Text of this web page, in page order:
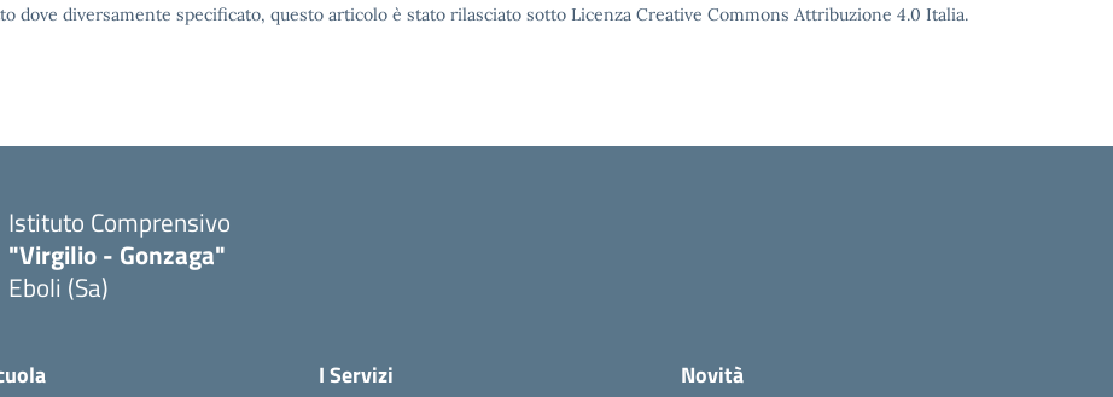
dove diversamente specificato, questo articolo è stato rilasciato sotto Licenza Creative Commons Attribuzione 4.0 Italia.
Istituto Comprensivo
"Virgilio - Gonzaga"
Eboli (Sa)
I Servizi Novità